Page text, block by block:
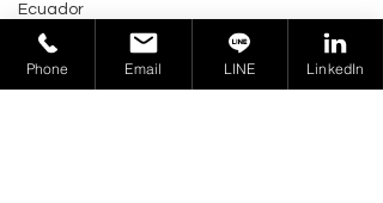
Ecuador
Mauritius
Phone Email LINE LinkedIn